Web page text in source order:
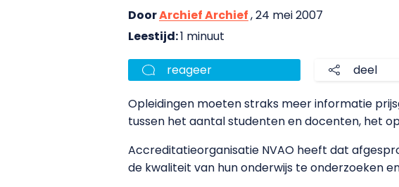
DoorArchief Archief, 24 mei 2007
Leestijd:1 minuut
reageer deel
Opleidingen moeten straks meer informatie
tussen het aantal studenten en docenten, het
Accreditatieorganisatie NVAO heeft dat
de kwaliteit van hun onderwijs te onderzoeken